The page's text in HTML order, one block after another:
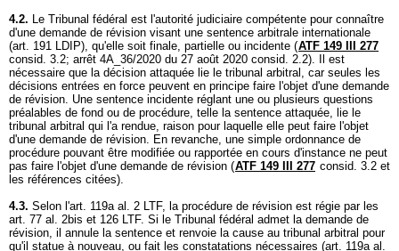
4.2. Le Tribunal fédéral est l'autorité judiciaire compétente pour connaître
d'une demande de révision visant une sentence arbitrale internationale
(art. 191 LDIP), qu'elle soit finale, partielle ou incidente (ATF 149 III 277
consid. 3.2; arrêt 4A_36/2020 du 27 août 2020 consid. 2.2). Il est
nécessaire que la décision attaquée lie le tribunal arbitral, car seules les
décisions entrées en force peuvent en principe faire l'objet d'une demande
de révision. Une sentence incidente réglant une ou plusieurs questions
préalables de fond ou de procédure, telle la sentence attaquée, lie le
tribunal arbitral qui l'a rendue, raison pour laquelle elle peut faire l'objet
d'une demande de révision. En revanche, une simple ordonnance de
procédure pouvant être modifiée ou rapportée en cours d'instance ne peut
pas faire l'objet d'une demande de révision (ATF 149 III 277 consid. 3.2 et
les références citées).
4.3. Selon l'art. 119a al. 2 LTF, la procédure de révision est régie par les
art. 77 al. 2bis et 126 LTF. Si le Tribunal fédéral admet la demande de
révision, il annule la sentence et renvoie la cause au tribunal arbitral pour
qu'il statue à nouveau, ou fait les constatations nécessaires (art. 119a al.